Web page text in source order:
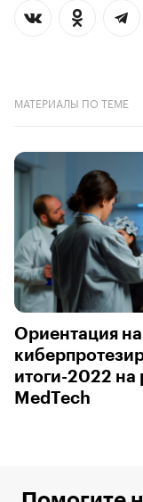
МАТЕРИАЛЫ ПО ТЕМЕ
Ориентация
итоги-2022 на
MedTech